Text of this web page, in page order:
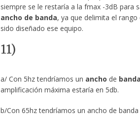
siempre se le restaría a la fmax -3dB para
ancho de banda, ya que delimita el
sido diseñado ese equipo.
11)
a/ Con 5hz tendríamos un ancho de banda
amplificación máxima estaría en 5db.
b/Con 65hz tendríamos un ancho de